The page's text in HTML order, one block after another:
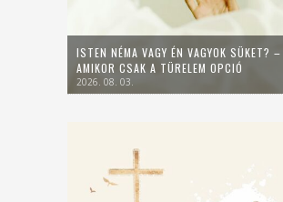
ISTEN NÉMA VAGY ÉN VAGYOK SÜKET? –
AMIKOR CSAK A TÜRELEM OPCIÓ
2026. 08. 03.